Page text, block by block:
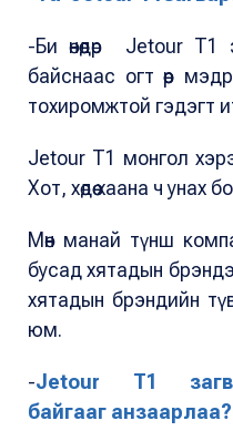
-Би өнөөдөр Jetour
байснаас огт өөр
тохиромжтой гэдэгт
Jetour T1 монгол
Хот, хөдөө хаана ч
Мөн манай түнш
бусад хятадын
хятадын брэндийн
юм.
-Jetour T1
байгааг анзаарлаа?